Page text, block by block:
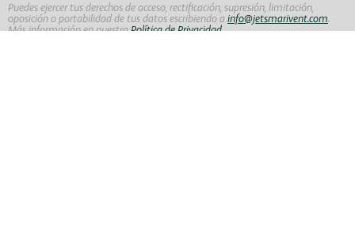
Puedes ejercer tus derechos de acceso, rectificación, supresión, limitación,
oposición o portabilidad de tus datos escribiendo a info@jetsmarivent.com.
Más información en nuestraPolítica de Privacidad.